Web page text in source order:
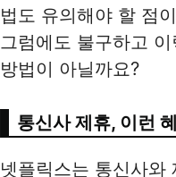
법도 유의해야 할 점
그럼에도 불구하고
방법이 아닐까요?
통신사 제휴, 이런
넷플릭스는 통신사와